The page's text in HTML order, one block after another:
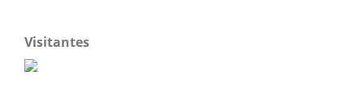
Visitantes